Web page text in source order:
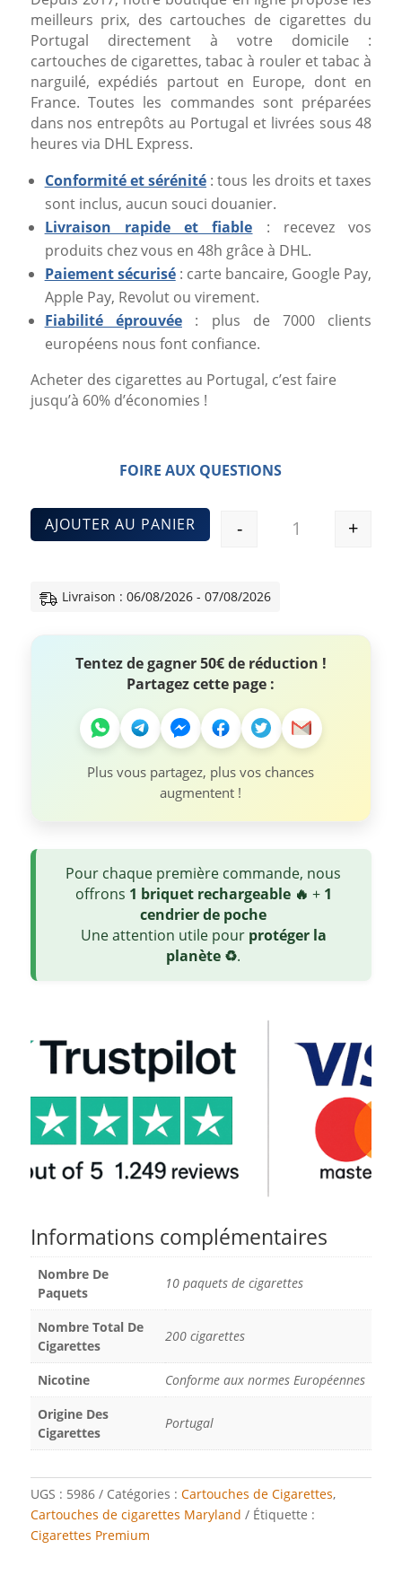
meilleurs prix, des cartouches de cigarettes du
Portugal directement à votre domicile :
cartouches de cigarettes, tabac à rouler et tabac à
narguilé, expédiés partout en Europe, dont en
France. Toutes les commandes sont préparées
dans nos entrepôts au Portugal et livrées sous 48
heures via DHL Express.
Conformité et sérénité : tous les droits et taxes
sont inclus, aucun souci douanier.
Livraison rapide et fiable : recevez vos
produits chez vous en 48h grâce à DHL.
Paiement sécurisé: carte bancaire, Google Pay,
Apple Pay, Revolut ou virement.
Fiabilité éprouvée: plus de 7000 clients
européens nous font confiance.
Acheter des cigarettes au Portugal, c’est faire
jusqu’à 60% d’économies !
FOIRE AUX QUESTIONS
Quantité
- +
AJOUTER AU PANIER
Livraison : 06/08/2026 - 07/08/2026
Tentez de gagner 50€ de réduction !
Partagez cette page :
Plus vous partagez, plus vos chances
augmentent !
Pour chaque première commande, nous
offrons 1 briquet rechargeable 🔥 + 1
cendrier de poche
Une attention utile pour protéger la
planète ♻️.
Informations complémentaires
Nombre De
Paquets
10 paquets de cigarettes
Nombre Total De
Cigarettes
200 cigarettes
Nicotine
Conforme aux normes Européennes
Origine Des
Cigarettes
Portugal
UGS : 5986 Catégories : Cartouches de Cigarettes,
Cartouches de cigarettes Maryland
Étiquette :
Cigarettes Premium